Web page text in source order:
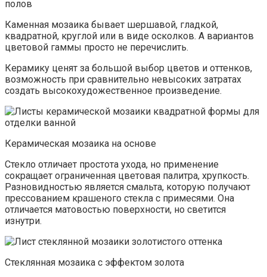
Каменная мозаика бывает шершавой, гладкой,
квадратной, круглой или в виде осколков. А вариантов
цветовой гаммы просто не перечислить.
Керамику ценят за большой выбор цветов и оттенков,
возможность при сравнительно невысоких затратах
создать высокохудожественное произведение.
Керамическая мозаика на основе
Стекло отличает простота ухода, но применение
сокращает ограниченная цветовая палитра, хрупкость.
Разновидностью является смальта, которую получают
прессованием крашеного стекла с примесями. Она
отличается матовостью поверхности, но светится
изнутри.
Стеклянная мозаика с эффектом золота